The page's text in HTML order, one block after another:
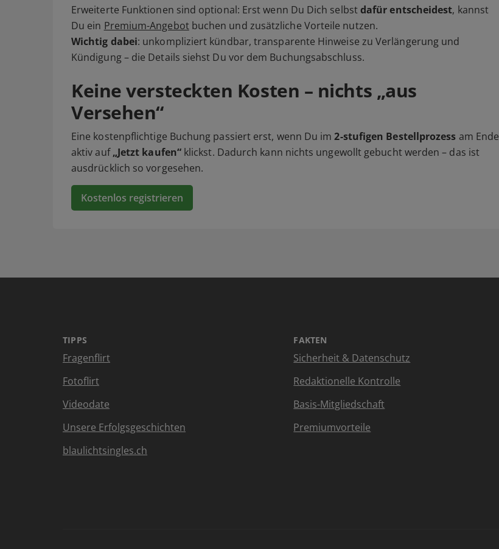
Erweiterte Funktionen sind optional: Erst wenn Du Dich selbstdafür entscheidest, kannst
Du ein Premium-Angebotbuchen und zusätzliche Vorteile nutzen.
Wichtig dabei: unkompliziert kündbar, transparente Hinweise zu Verlängerung und
Kündigung – die Details siehst Du vor dem Buchungsabschluss.
Keine versteckten Kosten – nichts „aus
Versehen“
Eine kostenpflichtige Buchung passiert erst, wenn Du im2-stufigen Bestellprozess am Ende
aktiv auf„Jetzt kaufen“klickst. Dadurch kann nichts ungewollt gebucht werden – das ist
ausdrücklich so vorgesehen.
Kostenlos registrieren
TIPPS
Fragenflirt
Fotoflirt
Videodate
Unsere Erfolgsgeschichten
blaulichtsingles.ch
FAKTEN
Sicherheit & Datenschutz
Redaktionelle Kontrolle
Basis-Mitgliedschaft
Premiumvorteile